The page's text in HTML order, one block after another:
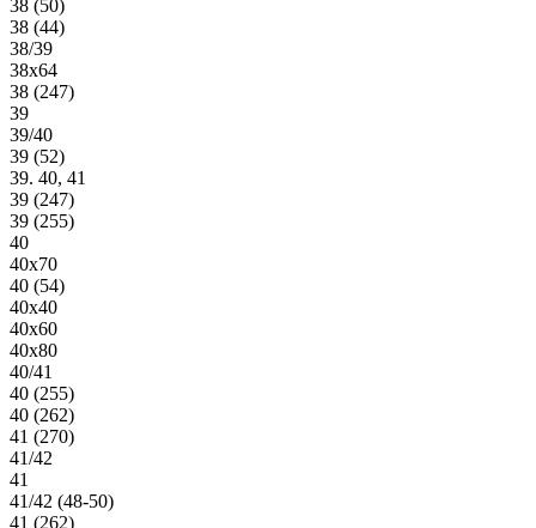
38 (50)
38 (44)
38/39
38х64
38 (247)
39
39/40
39 (52)
39. 40, 41
39 (247)
39 (255)
40
40х70
40 (54)
40х40
40х60
40х80
40/41
40 (255)
40 (262)
41 (270)
41/42
41
41/42 (48-50)
41 (262)